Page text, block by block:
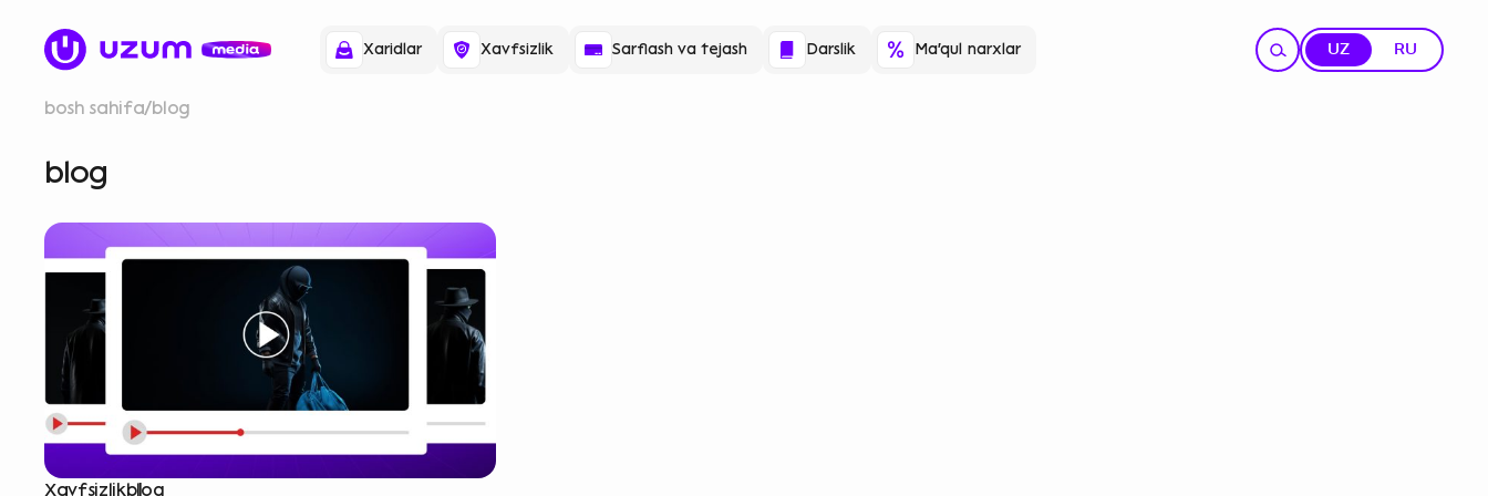
Xaridlar Xavfsizlik Sarflash va tejash Darslik Ma'qul narxlar UZ RU
bosh sahifa blog
blog
Xavfsizlikblog